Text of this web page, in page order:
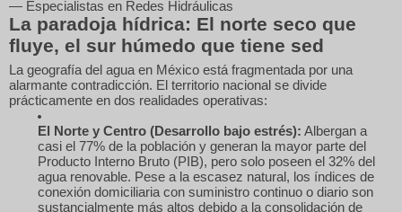
La paradoja hídrica: El norte seco que
fluye, el sur húmedo que tiene sed
La geografía del agua en México está fragmentada por una
alarmante contradicción. El territorio nacional se divide
prácticamente en dos realidades operativas:
El Norte y Centro (Desarrollo bajo estrés): Albergan a
casi el 77% de la población y generan la mayor parte del
Producto Interno Bruto (PIB), pero solo poseen el 32% del
agua renovable. Pese a la escasez natural, los índices de
conexión domiciliaria con suministro continuo o diario son
sustancialmente más altos debido a la consolidación de